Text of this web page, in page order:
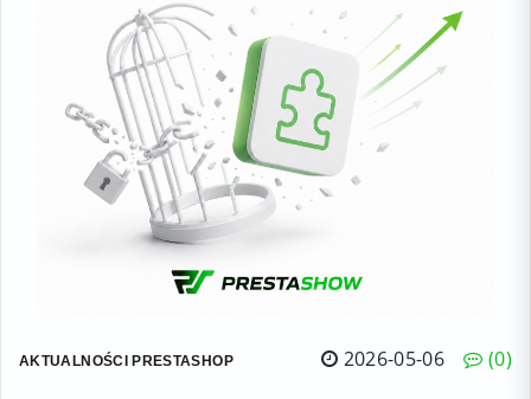
AKTUALNOŚCI PRESTASHOP 2026-05-06 0